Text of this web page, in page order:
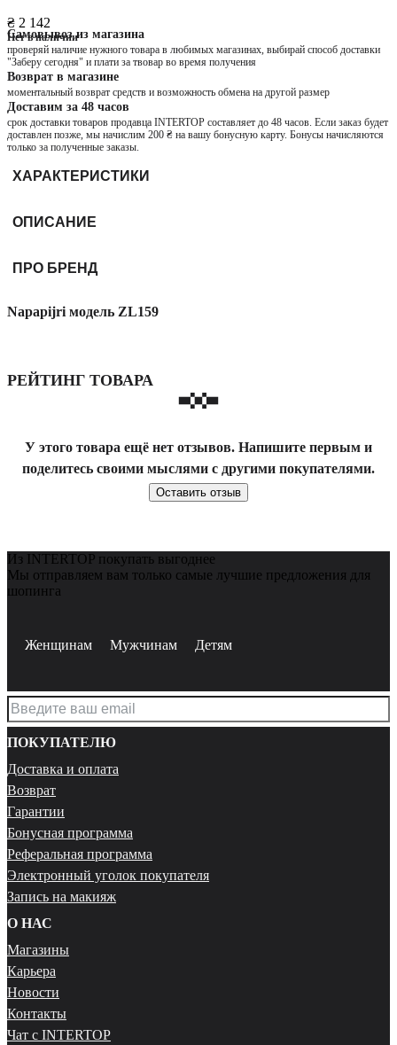
₴ 2 142
Нет в наличии
Самовывоз из магазина
проверяй наличие нужного товара в любимых магазинах, выбирай способ доставки
"Заберу сегодня" и плати за твовар во время получения
Возврат в магазине
моментальный возврат средств и возможность обмена на другой размер
Доставим за 48 часов
срок доставки товаров продавца INTERTOP составляет до 48 часов. Если заказ будет
доставлен позже, мы начислим 200 ₴ на вашу бонусную карту. Бонусы начисляются
только за полученные заказы.
ХАРАКТЕРИСТИКИ
ОПИСАНИЕ
ПРО БРЕНД
Napapijri модель ZL159
РЕЙТИНГ ТОВАРА
У этого товара ещё нет отзывов. Напишите первым и
поделитесь своими мыслями с другими покупателями.
Оставить отзыв
Из INTERTOP покупать выгоднее
Мы отправляем вам только самые лучшие предложения для
шопинга
Женщинам Мужчинам Детям
ПОКУПАТЕЛЮ
Доставка и оплата
Возврат
Гарантии
Бонусная программа
Реферальная программа
Электронный уголок покупателя
Запись на макияж
О НАС
Магазины
Карьера
Новости
Контакты
Чат с INTERTOP